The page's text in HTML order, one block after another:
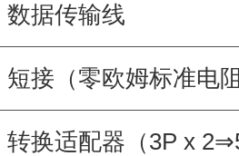
数据传输线
短接（零欧姆标准电
转换适配器（3P x